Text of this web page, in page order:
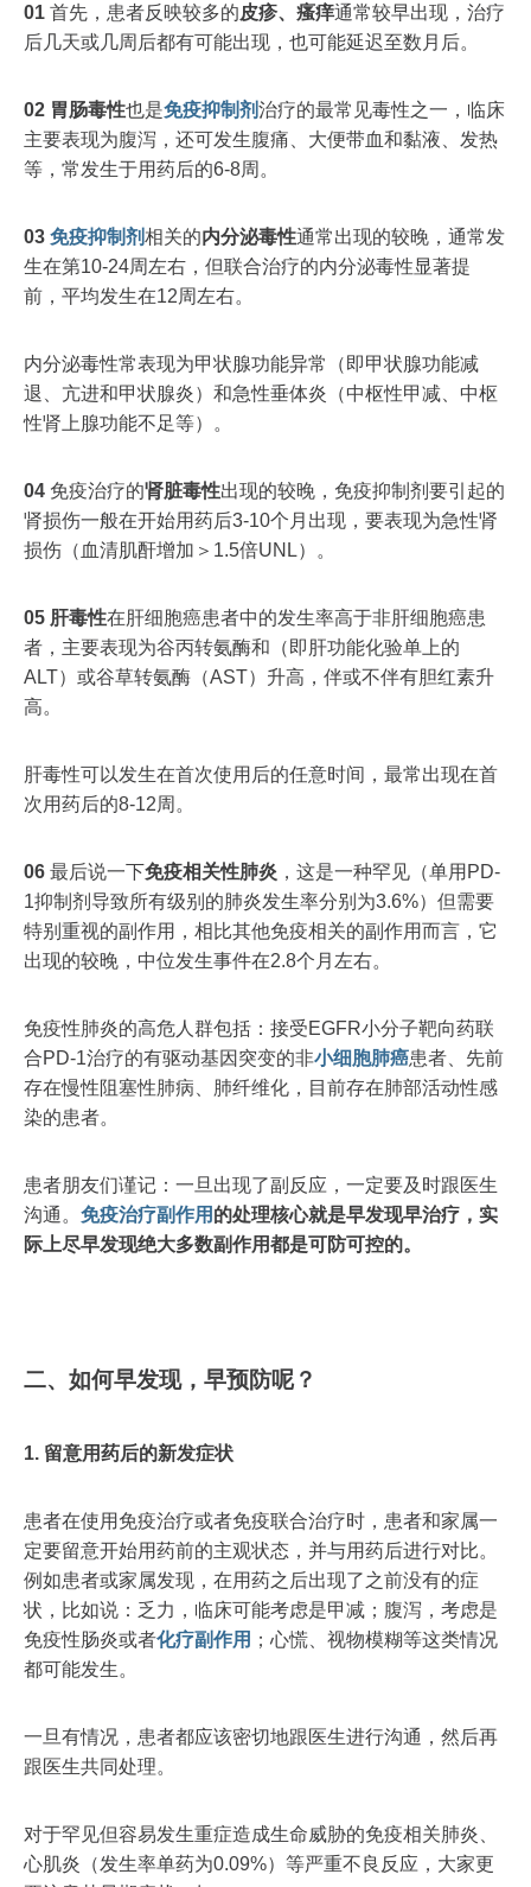
01 首先，患者反映较多的皮疹、瘙痒通常较早出现，治疗
后几天或几周后都有可能出现，也可能延迟至数月后。
02 胃肠毒性也是免疫抑制剂治疗的最常见毒性之一，临床
主要表现为腹泻，还可发生腹痛、大便带血和黏液、发热
等，常发生于用药后的6-8周。
03 免疫抑制剂相关的内分泌毒性通常出现的较晚，通常发
生在第10-24周左右，但联合治疗的内分泌毒性显著提
前，平均发生在12周左右。
内分泌毒性常表现为甲状腺功能异常（即甲状腺功能减
退、亢进和甲状腺炎）和急性垂体炎（中枢性甲减、中枢
性肾上腺功能不足等）。
04 免疫治疗的肾脏毒性出现的较晚，免疫抑制剂要引起的
肾损伤一般在开始用药后3-10个月出现，要表现为急性肾
损伤（血清肌酐增加＞1.5倍UNL）。
05 肝毒性在肝细胞癌患者中的发生率高于非肝细胞癌患
者，主要表现为谷丙转氨酶和（即肝功能化验单上的
ALT）或谷草转氨酶（AST）升高，伴或不伴有胆红素升
高。
肝毒性可以发生在首次使用后的任意时间，最常出现在首
次用药后的8-12周。
06 最后说一下免疫相关性肺炎 ，这是一种罕见（单用PD-
1抑制剂导致所有级别的肺炎发生率分别为3.6%）但需要
特别重视的副作用，相比其他免疫相关的副作用而言，它
出现的较晚，中位发生事件在2.8个月左右。
免疫性肺炎的高危人群包括：接受EGFR小分子靶向药联
合PD-1治疗的有驱动基因突变的非小细胞肺癌患者、先前
存在慢性阻塞性肺病、肺纤维化，目前存在肺部活动性感
染的患者。
患者朋友们谨记：一旦出现了副反应，一定要及时跟医生
沟通。 免疫治疗副作用 的处理核心就是早发现早治疗，实
际上尽早发现绝大多数副作用都是可防可控的。
二、如何早发现，早预防呢？
1. 留意用药后的新发症状
患者在使用免疫治疗或者免疫联合治疗时，患者和家属一
定要留意开始用药前的主观状态，并与用药后进行对比。
例如患者或家属发现，在用药之后出现了之前没有的症
状，比如说：乏力，临床可能考虑是甲减；腹泻，考虑是
免疫性肠炎或者化疗副作用 ；心慌、视物模糊等这类情况
都可能发生。
一旦有情况，患者都应该密切地跟医生进行沟通，然后再
跟医生共同处理。
对于罕见但容易发生重症造成生命威胁的免疫相关肺炎、
心肌炎（发生率单药为0.09%）等严重不良反应，大家更